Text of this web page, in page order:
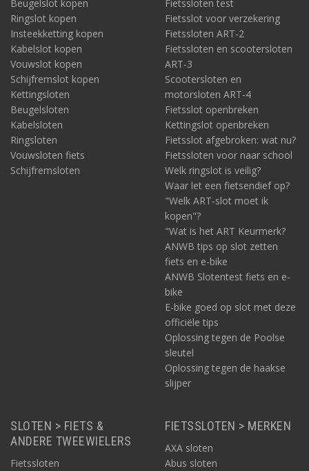
Beugelslot kopen
Ringslot kopen
Insteekketting kopen
Kabelslot kopen
Vouwslot kopen
Schijfremslot kopen
Kettingsloten
Beugelsloten
Kabelsloten
Ringsloten
Vouwsloten fiets
Schijfremsloten
Fietssloten test
Fietsslot voor verzekering
Fietssloten ART-2
Fietssloten en scootersloten
ART-3
Scootersloten en
motorsloten ART-4
Fietsslot openbreken
Kettingslot openbreken
Fietsslot afgebroken: wat nu?
Fietssloten voor naar school
Welk ringslot is veilig?
Waar let een fietsendief op?
"Welk ART-slot moet ik
kopen"?
"Wat is het ART Keurmerk?
ANWB tips op slot zetten
fiets en e-bike
ANWB Slotentest fiets en e-
bike
E-bike goed op slot met deze
officiële tips
Oplossing tegen de Poolse
sleutel
Oplossing tegen de haakse
slijper
SLOTEN > FIETS &
ANDERE TWEEWIELERS
Fietssloten
FIETSSLOTEN > MERKEN
AXA sloten
Abus sloten